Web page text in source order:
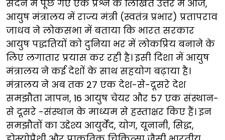
सदन में पूछे गए एक प्रश्न के लिखित उत्तर में आज,
आयुष मंत्रालय में राज्य मंत्री (स्वतंत्र प्रभार) प्रतापराव
जाधव ने लोकसभा में बताया कि भारत सरकार
आयुष पद्धतियों को दुनिया भर में लोकप्रिय बनाने के
लिए लगातार प्रयास कर रही है। इसी दिशा में आयुष
मंत्रालय ने कई देशों के साथ सहयोग बढ़ाया है।
मंत्रालय ने अब तक 27 एक देश-से-दूसरे देश
समझौता ज्ञापन, 16 आयुष चेयर और 57 एक संस्थान-
से दूसरे -संस्थान के माध्यम से हस्ताक्षर किए हैं। इन
समझौतों का उद्देश्य आयुर्वेद, योग, यूनानी, सिद्ध,